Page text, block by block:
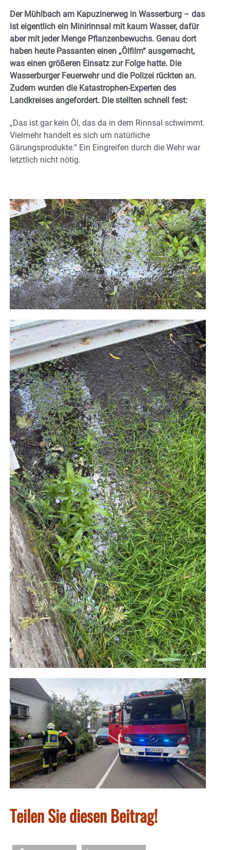
Der Mühlbach am Kapuzinerweg in Wasserburg – das
ist eigentlich ein Minirinnsal mit kaum Wasser, dafür
aber mit jeder Menge Pflanzenbewuchs. Genau dort
haben heute Passanten einen „Ölfilm“ ausgemacht,
was einen größeren Einsatz zur Folge hatte. Die
Wasserburger Feuerwehr und die Polizei rückten an.
Zudem wurden die Katastrophen-Experten des
Landkreises angefordert. Die stellten schnell fest:
„Das ist gar kein Öl, das da in dem Rinnsal schwimmt.
Vielmehr handelt es sich um natürliche
Gärungsprodukte.“ Ein Eingreifen durch die Wehr war
letztlich nicht nötig.
Teilen Sie diesen Beitrag!